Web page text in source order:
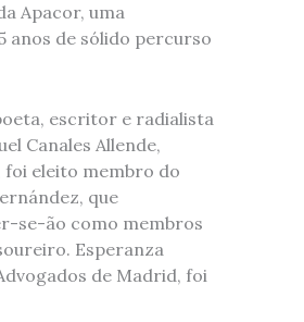
Apacor, uma
anos de sólido percurso
escritor e radialista
Canales Allende,
foi eleito membro do
que
se-ão como membros
Esperanza
de Madrid, foi